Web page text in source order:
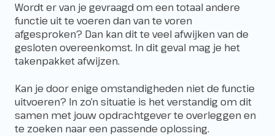
Wordt er van je gevraagd om een totaal andere
functie uit te voeren dan van te voren
afgesproken? Dan kan dit te veel afwijken van de
gesloten overeenkomst. In dit geval mag je het
takenpakket afwijzen.
Kan je door enige omstandigheden niet de functie
uitvoeren? In zo’n situatie is het verstandig om dit
samen met jouw opdrachtgever te overleggen en
te zoeken naar een passende oplossing.